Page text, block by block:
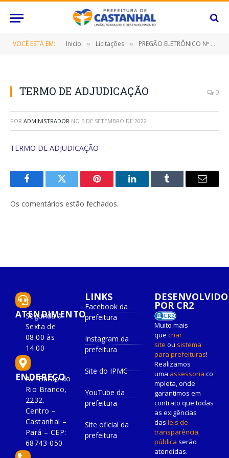
VOCÊ ESTÁ EM: Inicio » Licitações » PREGÃO ELETRÔNICO Nº 054/2022-SRP (CONTRATAÇÃO DE EMPRESA ESPECIALIZADA PARA FORNECIMENTO DE FERRAMENTAS)
TERMO DE ADJUDICAÇÃO 0
POR ADMINISTRADOR NO 5 DE SETEMBRO DE 2022
TERMO DE ADJUDICAÇÃO
FacebookTwitter Pinterest O
Tumblr
E-
Os comentários estão fechados.
ATENDIMENTO
Segunda à
Sexta de
08:00 às
14:00
ENDEREÇO
Av. Barão do
Rio Branco,
2232.
Centro –
Castanhal –
Pará – CEP:
68743-050
LINKS
Facebook da
prefeitura
Instagram da
prefeitura
Site do IPMC
YouTube da
prefeitura
Site oficial da
prefeitura
DESENVOLVIDO
POR CR2
Muito mais
que criar
site ou sistema
para prefeituras!
Realizamos
uma assessoria co
mpleta, onde
garantimos em
contrato que todas
as exigências
das leis de
transparência
pública serão
atendidas.